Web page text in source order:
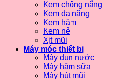
Kem chống nắng
Kem đa năng
Kem hăm
Kem nẻ
Xịt mũi
Máy móc thiết bị
Máy đun nước
Máy hâm sữa
Máy hút mũi